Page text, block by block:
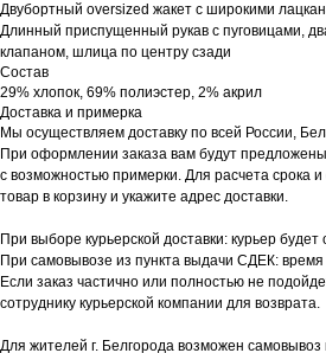
Двубортный oversized жакет с широкими
Длинный приспущенный рукав с пуговицами,
клапаном, шлица по центру сзади
Состав
29% хлопок, 69% полиэстер, 2% акрил
Доставка и примерка
Мы осуществляем доставку по всей России,
При оформлении заказа вам будут
с возможностью примерки. Для расчета срока и
товар в корзину и укажите адрес доставки.
При выборе курьерской доставки: курьер
При самовывозе из пункта выдачи СДЕК:
Если заказ частично или полностью не
сотруднику курьерской компании для возврата.
Для жителей г. Белгорода возможен самовывоз